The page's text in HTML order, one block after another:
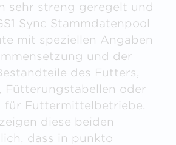
sehr streng geregelt und
Sync Stammdatenpool
mit speziellen Angaben
und der
des Futters,
Fütterungstabellen oder
für Futtermittelbetriebe.
diese beiden
dass in punkto